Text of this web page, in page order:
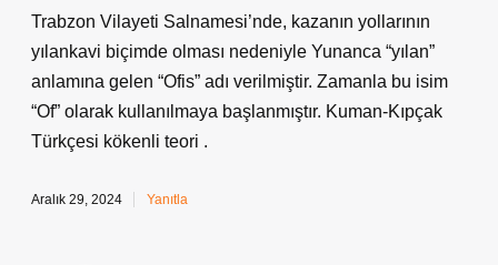
Trabzon Vilayeti Salnamesi’nde, kazanın yollarının
yılankavi biçimde olması nedeniyle Yunanca “yılan”
anlamına gelen “Ofis” adı verilmiştir. Zamanla bu isim
“Of” olarak kullanılmaya başlanmıştır. Kuman-Kıpçak
Türkçesi kökenli teori .
Aralık 29, 2024 Yanıtla